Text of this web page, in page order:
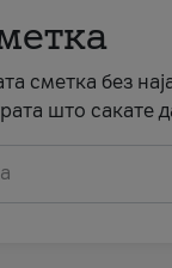
сметка без
што сакате